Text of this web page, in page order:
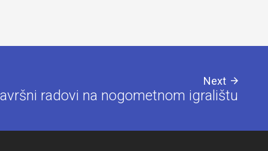
Next
radovi na nogometnom igralištu